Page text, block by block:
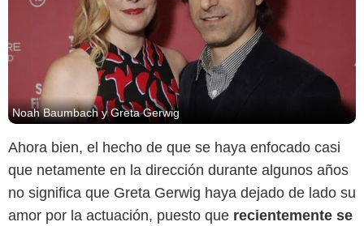
Noah Baumbach y Greta Gerwig
Ahora bien, el hecho de que se haya enfocado casi
que netamente en la dirección durante algunos años
no significa que Greta Gerwig haya dejado de lado su
amor por la actuación, puesto que recientemente se